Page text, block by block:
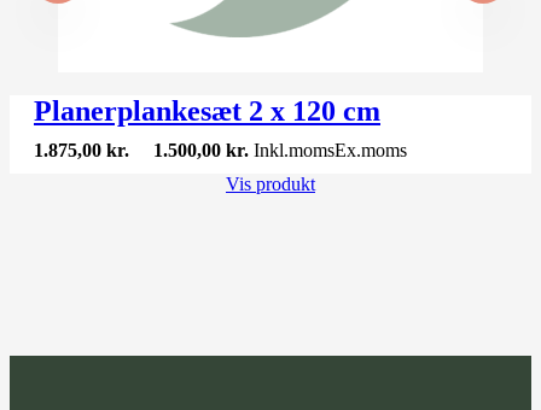
Planerplankesæt 2 x 120 cm
1.875,00 kr. 1.500,00 kr. Inkl.momsEx.moms
Vis produkt